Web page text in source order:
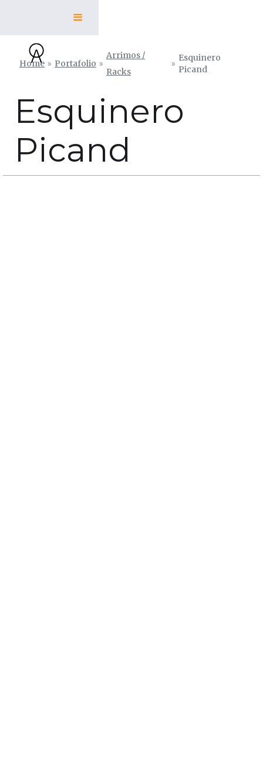
Home » Portafolio »
Arrimos /
Racks
»
Esquinero
Picand
Esquinero
Picand